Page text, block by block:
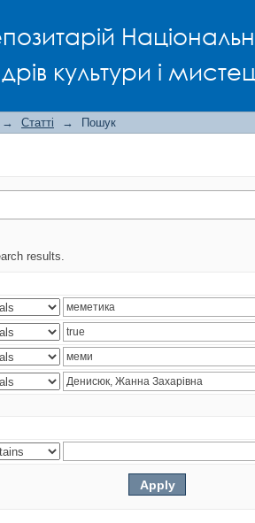
культури і
→ Статті → Пошук
results.